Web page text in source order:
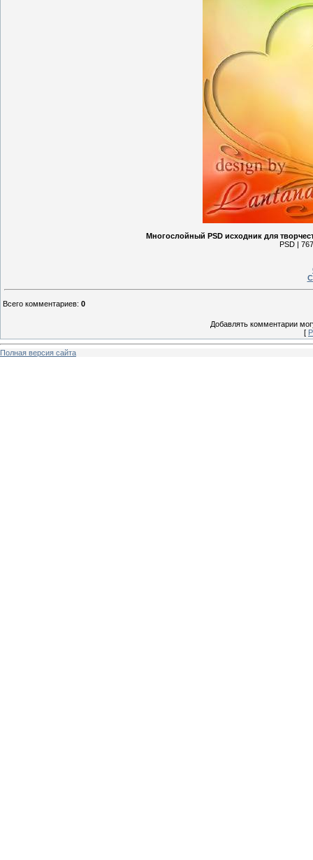
Многослойный PSD исходник для
PSD |
Всего комментариев: 0
Добавлять комментарии
[
Полная версия сайта